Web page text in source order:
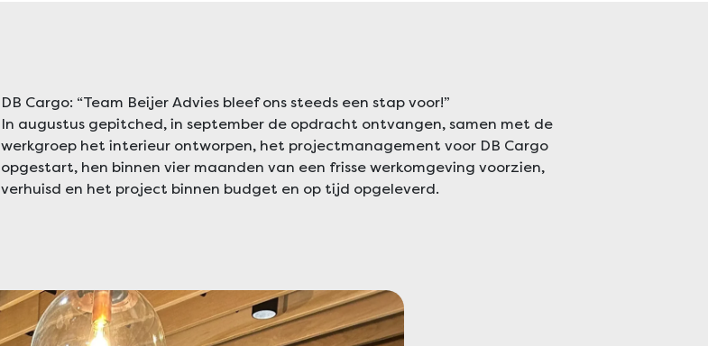
DB Cargo: “Team Beijer Advies bleef ons steeds een stap voor!”
In augustus gepitched, in september de opdracht ontvangen, samen met de
werkgroep het interieur ontworpen, het projectmanagement voor DB Cargo
opgestart, hen binnen vier maanden van een frisse werkomgeving voorzien,
verhuisd en het project binnen budget en op tijd opgeleverd.